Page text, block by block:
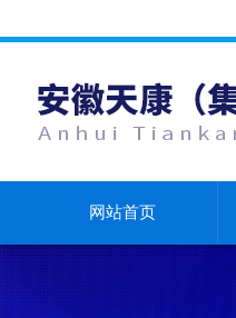
网站首页